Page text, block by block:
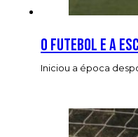
O futebol e a
Iniciou a época